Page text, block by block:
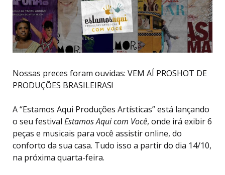
Nossas preces foram ouvidas: VEM AÍ PROSHOT DE
PRODUÇÕES BRASILEIRAS!
A “Estamos Aqui Produções Artísticas” está lançando
o seu festival Estamos Aqui com Você, onde irá exibir 6
peças e musicais para você assistir online, do
conforto da sua casa. Tudo isso a partir do dia 14/10,
na próxima quarta-feira.